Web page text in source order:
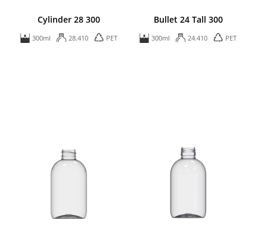
Cylinder 28 300
300ml 28.410 PET
Bullet 24 Tall 300
300ml 24.410 PET